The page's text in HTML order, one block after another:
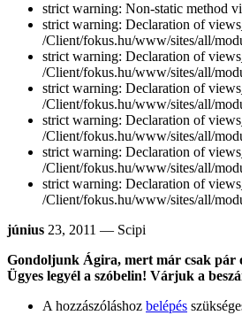
strict warning: Non-static method
strict warning: Declaration of
/Client/fokus.hu/www/sites/all/
strict warning: Declaration of
/Client/fokus.hu/www/sites/all/
strict warning: Declaration of
/Client/fokus.hu/www/sites/all/
strict warning: Declaration of
/Client/fokus.hu/www/sites/all/
strict warning: Declaration of
/Client/fokus.hu/www/sites/all/
strict warning: Declaration of
/Client/fokus.hu/www/sites/all/
június 23, 2011 — Scipi
Gondoljunk Ágira, mert már csak pár
Ügyes legyél a szóbelin! Várjuk a
A hozzászóláshoz belépés